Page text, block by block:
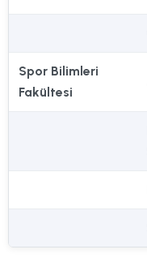
Spor Bilimleri
Fakültesi